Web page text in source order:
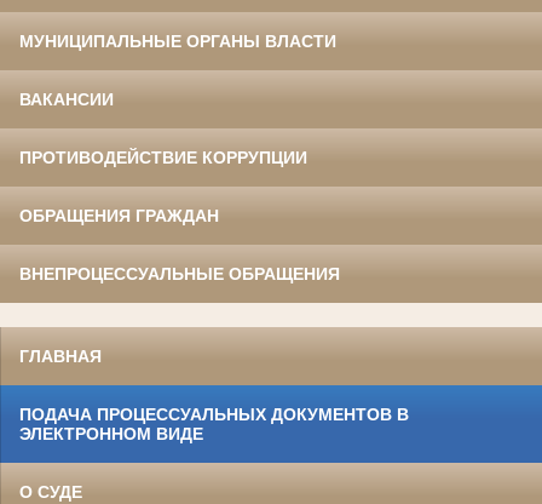
МУНИЦИПАЛЬНЫЕ ОРГАНЫ ВЛАСТИ
ВАКАНСИИ
ПРОТИВОДЕЙСТВИЕ КОРРУПЦИИ
ОБРАЩЕНИЯ ГРАЖДАН
ВНЕПРОЦЕССУАЛЬНЫЕ ОБРАЩЕНИЯ
ГЛАВНАЯ
ПОДАЧА ПРОЦЕССУАЛЬНЫХ ДОКУМЕНТОВ В
ЭЛЕКТРОННОМ ВИДЕ
О СУДЕ